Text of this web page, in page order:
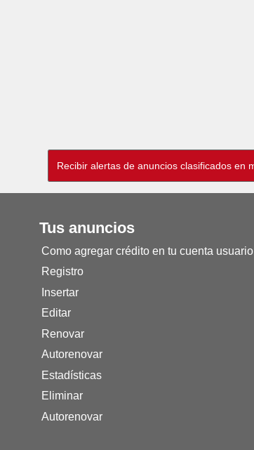
Tus anuncios
Como agregar crédito en tu cuenta usuario
Registro
Insertar
Editar
Renovar
Autorenovar
Estadísticas
Eliminar
Autorenovar